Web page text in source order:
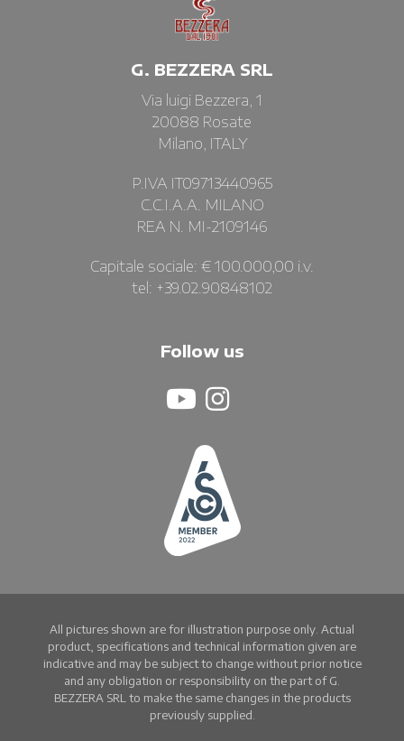
G. BEZZERA SRL
Via luigi Bezzera, 1
20088 Rosate
Milano, ITALY
P.IVA IT09713440965
C.C.I.A.A. MILANO
REA N. MI-2109146
Capitale sociale: € 100.000,00 i.v.
tel: +39.02.90848102
Follow us
All pictures shown are for illustration purpose only. Actual
product, specifications and technical information given are
indicative and may be subject to change without prior notice
and any obligation or responsibility on the part of G.
BEZZERA SRL to make the same changes in the products
previously supplied.